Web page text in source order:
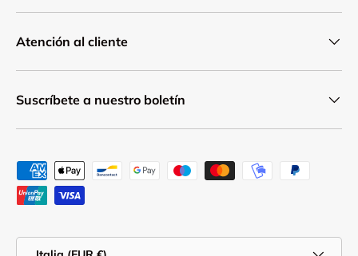
Atención al cliente
Suscríbete a nuestro boletín
Formas de pago aceptadas